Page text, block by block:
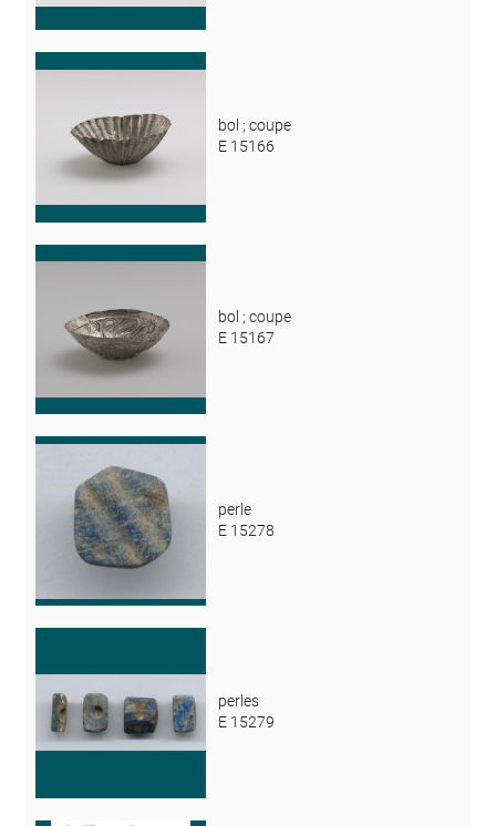
bol ; coupe
E 15166
bol ; coupe
E 15167
perle
E 15278
perles
E 15279